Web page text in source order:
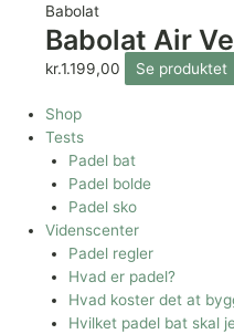
Babolat
Babolat Air
kr.1.199,00 Se produktet
Shop
Tests
Padel bat
Padel bolde
Padel sko
Videnscenter
Padel regler
Hvad er padel?
Hvad koster det at
Hvilket padel bat skal